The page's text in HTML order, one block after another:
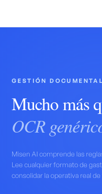
GESTIÓN
Mucho más
OCR
Misen AI comprende las
Lee cualquier formato de
consolidar la operativa real